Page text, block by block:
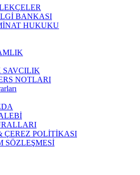
BANKASI
HUKUKU
NOTLARI
ÇEREZ POLİTİKASI
SÖZLEŞMESİ